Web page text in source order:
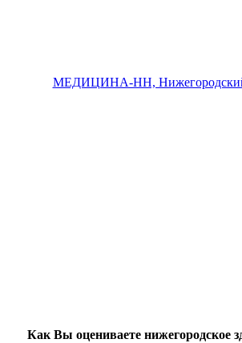
МЕДИЦИНА-НН, Нижегородский
Как Вы оцениваете нижегородское